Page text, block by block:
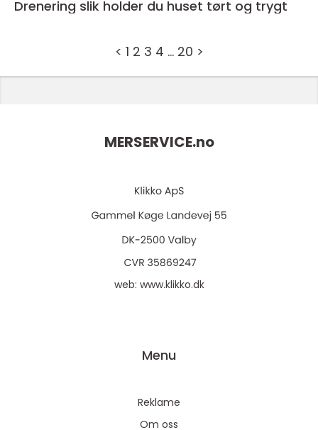
Drenering slik holder du huset tørt og trygt
< 1 2 3 4 … 20 >
MERSERVICE.no
web: www.klikko.dk
Menu
Reklame
Om oss